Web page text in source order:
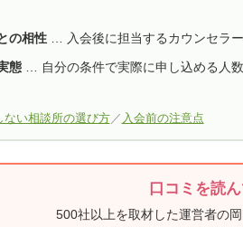
の相性… 入会後に担当するカウンセラ
態… 自分の条件で実際に申し込める人
ない相談所の選び方／ 入会前の注意点
口コミを読
500社以上を取材した運営者の